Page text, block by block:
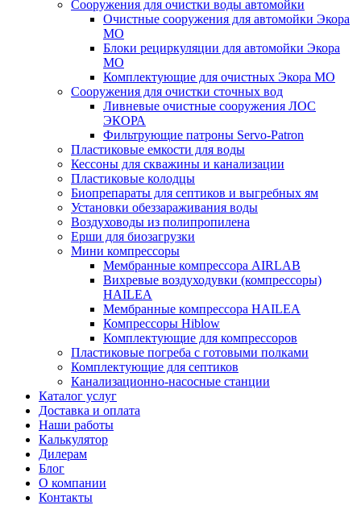
Сооружения для очистки воды автомойки
Очистные сооружения для автомойки Экора
МО
Блоки рециркуляции для автомойки Экора
МО
Комплектующие для очистных Экора МО
Сооружения для очистки сточных вод
Ливневые очистные сооружения ЛОС
ЭКОРА
Фильтрующие патроны Servo-Patron
Пластиковые емкости для воды
Кессоны для скважины и канализации
Пластиковые колодцы
Биопрепараты для септиков и выгребных ям
Установки обеззараживания воды
Воздуховоды из полипропилена
Ерши для биозагрузки
Мини компрессоры
Мембранные компрессора AIRLAB
Вихревые воздуходувки (компрессоры)
HAILEA
Мембранные компрессора HAILEA
Компрессоры Hiblow
Комплектующие для компрессоров
Пластиковые погреба с готовыми полками
Комплектующие для септиков
Канализационно-насосные станции
Каталог услуг
Доставка и оплата
Наши работы
Калькулятор
Дилерам
Блог
О компании
Контакты